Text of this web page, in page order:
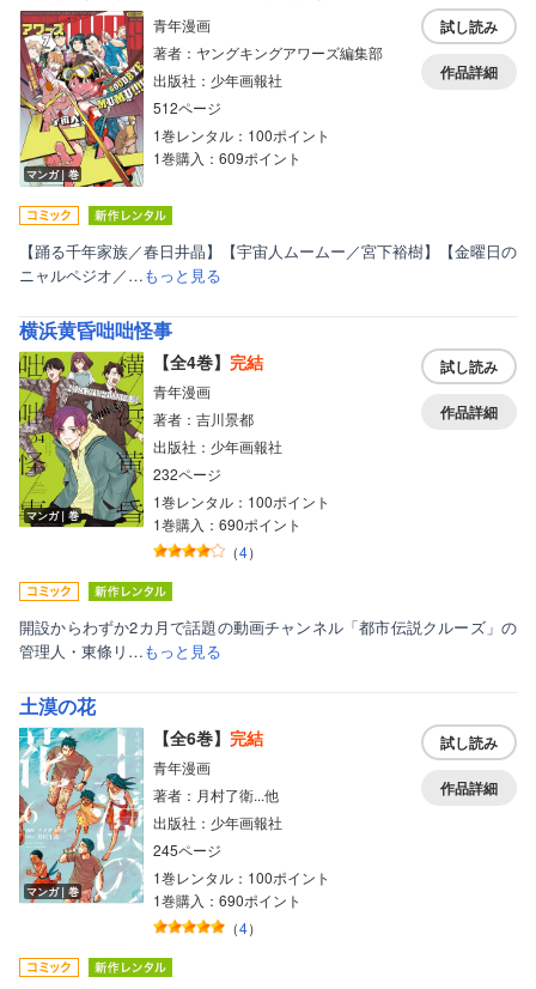
マンガ｜巻
青年漫画
著者：ヤングキングアワーズ編集部
出版社：少年画報社
512ページ
1巻レンタル：100ポイント
1巻購入：609ポイント
試し読み
作品詳細
【踊る千年家族／春日井晶】【宇宙人ムームー／宮下裕樹】【金曜日の
ニャルペジオ／…もっと見る
横浜黄昏咄咄怪事
マンガ｜巻
【全4巻】 完結
青年漫画
著者：吉川景都
出版社：少年画報社
232ページ
1巻レンタル：100ポイント
1巻購入：690ポイント
（4）
試し読み
作品詳細
開設からわずか2カ月で話題の動画チャンネル「都市伝説クルーズ」の
管理人・東條リ…もっと見る
土漠の花
マンガ｜巻
【全6巻】 完結
青年漫画
著者：月村了衛...他
出版社：少年画報社
245ページ
1巻レンタル：100ポイント
1巻購入：690ポイント
（4）
試し読み
作品詳細
ボーイズラブ